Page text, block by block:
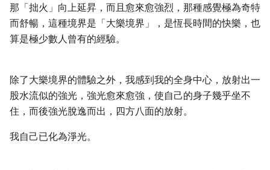
那「拙火」向上延昇，而且愈來愈強烈，那種感覺極為奇特
而舒暢，這種境界是「大樂境界」，是恆長時間的快樂，也
算是極少數人曾有的經驗。
除了大樂境界的體驗之外，我感到我的全身中心，放射出一
股水流似的強光，強光愈來愈強，使自己的身子幾乎坐不
住，而後強光脫逸而出，四方八面的放射。
我自己已化為淨光。